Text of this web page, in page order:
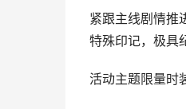
紧跟主线剧情推
特殊印记，极具
活动主题限量时